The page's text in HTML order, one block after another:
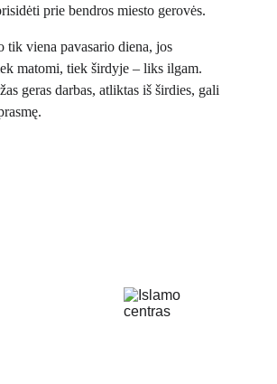
prie bendros miesto gerovės.
tik viena pavasario diena, jos
matomi, tiek širdyje – liks ilgam.
geras darbas, atliktas iš širdies, gali